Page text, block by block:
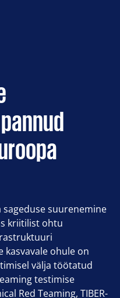
suurenemine
kriitilist ohtu
kasvavale ohule on
välja töötatud
testimise
Red Teaming, TIBER-